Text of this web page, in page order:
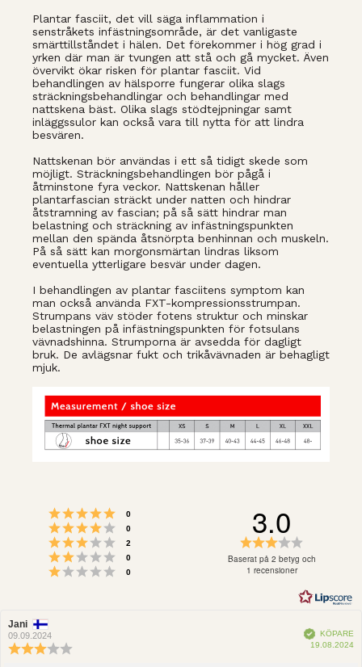
Plantar fasciit, det vill säga inflammation i
senstråkets infästningsområde, är det vanligaste
smärttillståndet i hälen. Det förekommer i hög grad i
yrken där man är tvungen att stå och gå mycket. Även
övervikt ökar risken för plantar fasciit. Vid
behandlingen av hälsporre fungerar olika slags
sträckningsbehandlingar och behandlingar med
nattskena bäst. Olika slags stödtejpningar samt
inläggssulor kan också vara till nytta för att lindra
besvären.
Nattskenan bör användas i ett så tidigt skede som
möjligt. Sträckningsbehandlingen bör pågå i
åtminstone fyra veckor. Nattskenan håller
plantarfascian sträckt under natten och hindrar
åtstramning av fascian; på så sätt hindrar man
belastning och sträckning av infästningspunkten
mellan den spända åtsnörpta benhinnan och muskeln.
På så sätt kan morgonsmärtan lindras liksom
eventuella ytterligare besvär under dagen.
I behandlingen av plantar fasciitens symptom kan
man också använda FXT-kompressionsstrumpan.
Strumpans väv stöder fotens struktur och minskar
belastningen på infästningspunkten för fotsulans
vävnadshinna. Strumporna är avsedda för dagligt
bruk. De avlägsnar fukt och trikåvävnaden är behagligt
mjuk.
Betyg: 5 utav 5 stjärnor
0
Betyg: 4 utav 5 stjärnor
0
Betyg: 3 utav 5 stjärnor
2
Betyg: 2 utav 5 stjärnor
0
Betyg: 1 utav 5 stjärnor
0
3.0
3.0
stjärnor
Baserat på 2 betyg och
1 recensioner
Recensionsförfattare:
Jani
09.09.2024
BekräftadKÖPARE
19.08.2024